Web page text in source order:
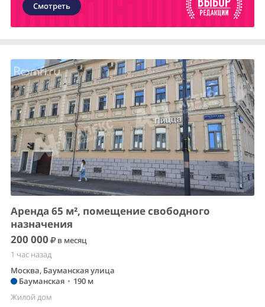
Смотреть
Аренда 65 м², помещение свободного
назначения
200 000
в месяц
1 час назад
Москва, Бауманская улица
Бауманская • 190 м
Жилой дом